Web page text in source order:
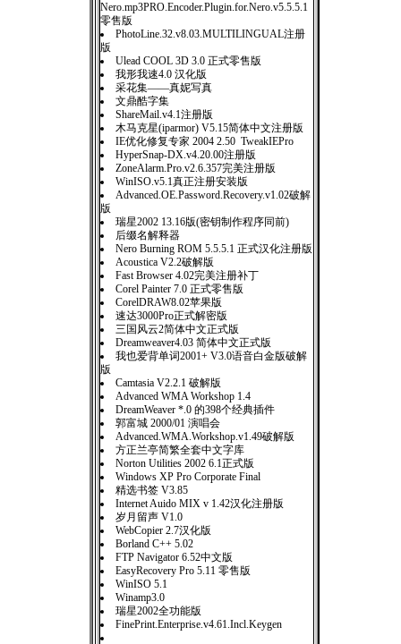
Nero.mp3PRO.Encoder.Plugin.for.Nero.v5.5.5.1
零售版
PhotoLine.32.v8.03.MULTILINGUAL注册
版
Ulead COOL 3D 3.0 正式零售版
我形我速4.0 汉化版
采花集——真妮写真
文鼎酷字集
ShareMail.v4.1注册版
木马克星(iparmor) V5.15简体中文注册版
IE优化修复专家 2004 2.50 TweakIEPro
HyperSnap-DX.v4.20.00注册版
ZoneAlarm.Pro.v2.6.357完美注册版
WinISO.v5.1真正注册安装版
Advanced.OE.Password.Recovery.v1.02破解
版
瑞星2002 13.16版(密钥制作程序同前)
后缀名解释器
Nero Burning ROM 5.5.5.1 正式汉化注册版
Acoustica V2.2破解版
Fast Browser 4.02完美注册补丁
Corel Painter 7.0 正式零售版
CorelDRAW8.02苹果版
速达3000Pro正式解密版
三国风云2简体中文正式版
Dreamweaver4.03 简体中文正式版
我也爱背单词2001+ V3.0语音白金版破解
版
Camtasia V2.2.1 破解版
Advanced WMA Workshop 1.4
DreamWeaver *.0 的398个经典插件
郭富城 2000/01 演唱会
Advanced.WMA.Workshop.v1.49破解版
方正兰亭简繁全套中文字库
Norton Utilities 2002 6.1正式版
Windows XP Pro Corporate Final
精选书签 V3.85
Internet Auido MIX v 1.42汉化注册版
岁月留声 V1.0
WebCopier 2.7汉化版
Borland C++ 5.02
FTP Navigator 6.52中文版
EasyRecovery Pro 5.11 零售版
WinISO 5.1
Winamp3.0
瑞星2002全功能版
FinePrint.Enterprise.v4.61.Incl.Keygen